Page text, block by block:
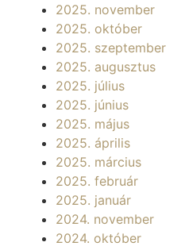
2025. november
2025. október
2025. szeptember
2025. augusztus
2025. július
2025. június
2025. május
2025. április
2025. március
2025. február
2025. január
2024. november
2024. október